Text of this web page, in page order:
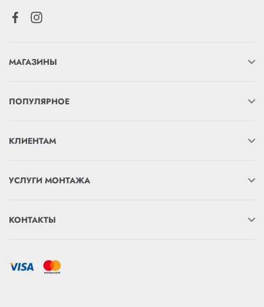
МАГАЗИНЫ
ПОПУЛЯРНОЕ
КЛИЕНТАМ
УСЛУГИ МОНТАЖА
КОНТАКТЫ